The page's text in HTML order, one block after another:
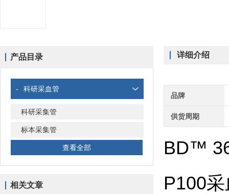
产品目录
- 科研采血管
科研采集管
标本采集管
查看全部
相关文章
详细介绍
品牌
供货周期
BD™
P100